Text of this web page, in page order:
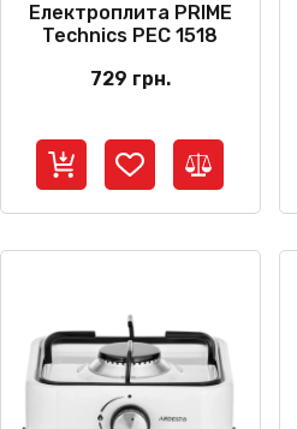
Електроплита PRIME
Technics PEC 1518
729 грн.